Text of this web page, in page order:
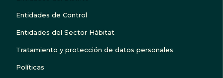
Entidades de Control
Entidades del Sector Hábitat
Tratamiento y protección de datos personales
Políticas